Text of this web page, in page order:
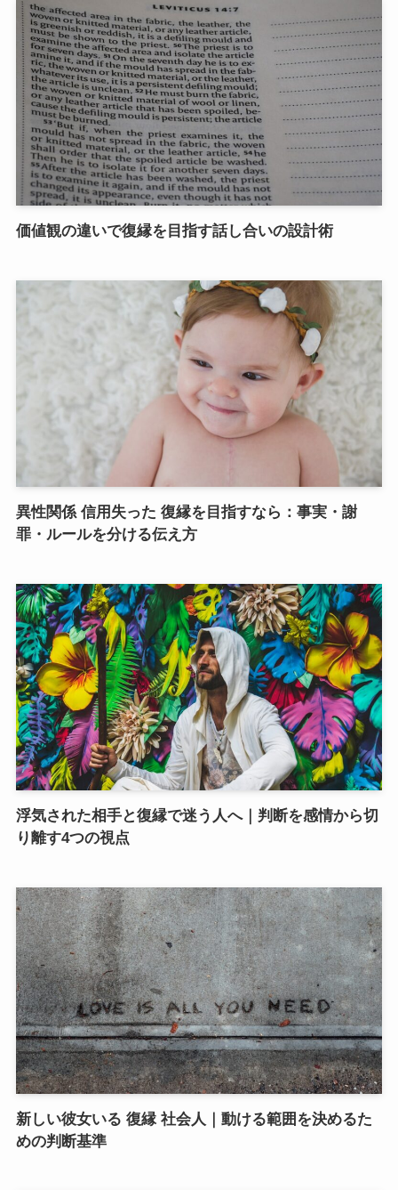
価値観の違いで復縁を目指す話し合いの設計術
異性関係 信用失った 復縁を目指すなら：事実・謝
罪・ルールを分ける伝え方
浮気された相手と復縁で迷う人へ｜判断を感情から切
り離す4つの視点
新しい彼女いる 復縁 社会人｜動ける範囲を決めるた
めの判断基準